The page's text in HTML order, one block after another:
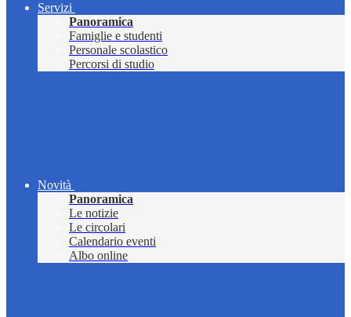
Servizi
Panoramica
Famiglie e studenti
Personale scolastico
Percorsi di studio
Novità
Panoramica
Le notizie
Le circolari
Calendario eventi
Albo online